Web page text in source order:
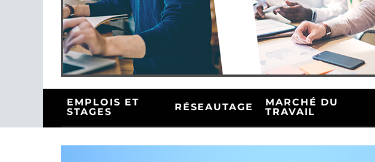
EMPLOIS ET
STAGES
RÉSEAUTAGE
MARCHÉ DU
TRAVAIL